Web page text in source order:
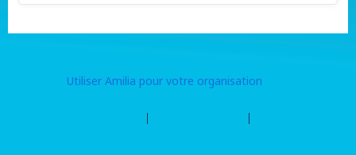
Utiliser Amilia pour votre organisation